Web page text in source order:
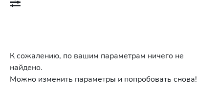
К сожалению, по вашим параметрам ничего не
найдено.
Можно изменить параметры и попробовать снова!